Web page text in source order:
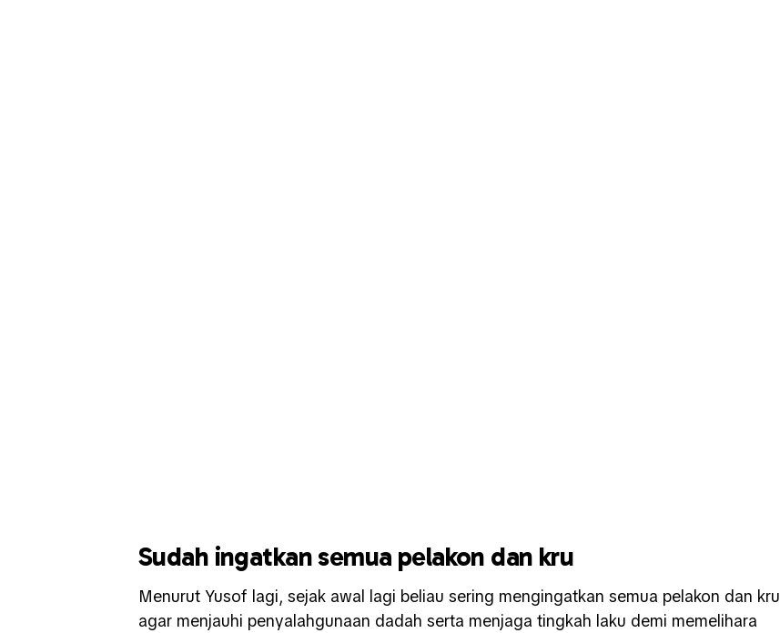
Sudah ingatkan semua pelakon dan kru
Menurut Yusof lagi, sejak awal lagi beliau sering mengingatkan semua pelakon dan kru
agar menjauhi penyalahgunaan dadah serta menjaga tingkah laku demi memelihara